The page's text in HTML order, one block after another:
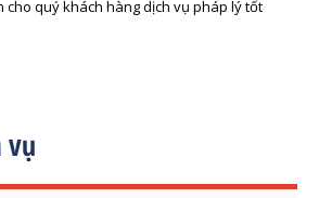
cho quý khách hàng dịch vụ pháp lý tốt
vụ